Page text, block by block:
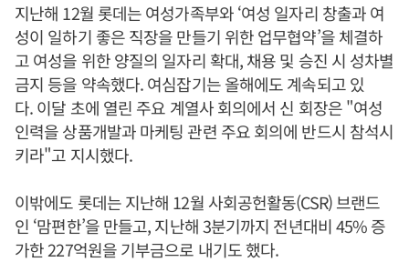
지난해 12월 롯데는 여성가족부와 ‘여성 일자리 창출과 여
성이 일하기 좋은 직장을 만들기 위한 업무협약’을 체결하
고 여성을 위한 양질의 일자리 확대, 채용 및 승진 시 성차별
금지 등을 약속했다. 여심잡기는 올해에도 계속되고 있
다. 이달 초에 열린 주요 계열사 회의에서 신 회장은 "여성
인력을 상품개발과 마케팅 관련 주요 회의에 반드시 참석시
키라"고 지시했다.
이밖에도 롯데는 지난해 12월 사회공헌활동(CSR) 브랜드
인 ‘맘편한’을 만들고, 지난해 3분기까지 전년대비 45% 증
가한 227억원을 기부금으로 내기도 했다.